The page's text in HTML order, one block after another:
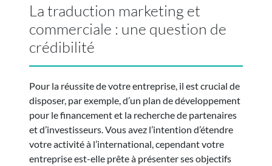
La traduction marketing et
commerciale : une question de
crédibilité
Pour la réussite de votre entreprise, il est crucial de
disposer, par exemple, d’un plan de développement
pour le financement et la recherche de partenaires
et d’investisseurs. Vous avez l’intention d’étendre
votre activité à l’international, cependant votre
entreprise est-elle prête à présenter ses objectifs